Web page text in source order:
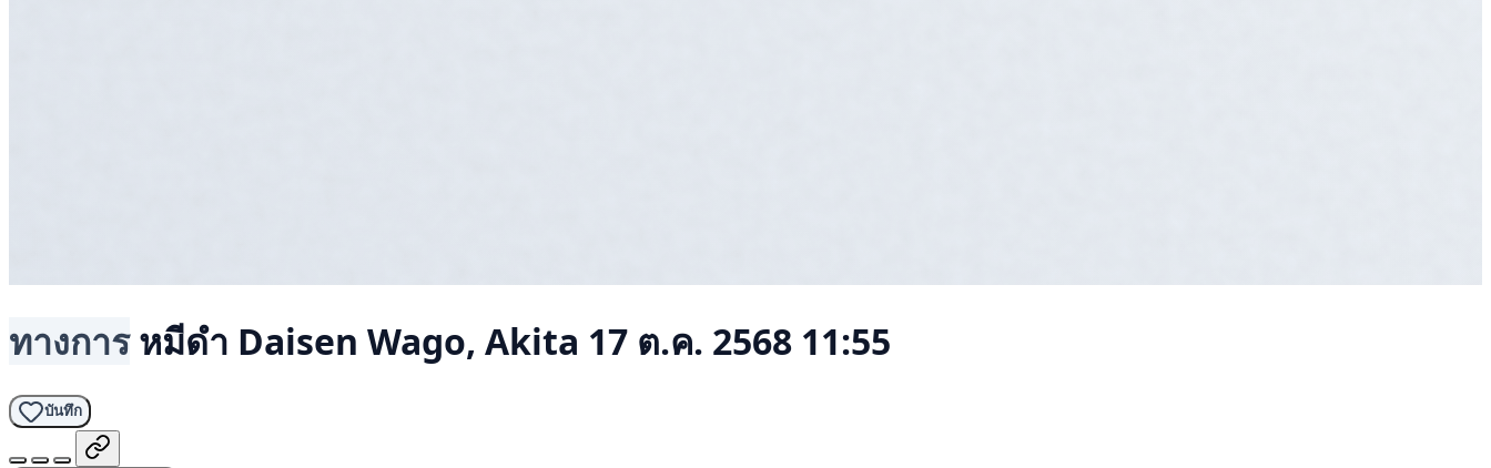
ทางการ หมีดำ Daisen Wago, Akita 17 ต.ค. 2568 11:55
บันทึก